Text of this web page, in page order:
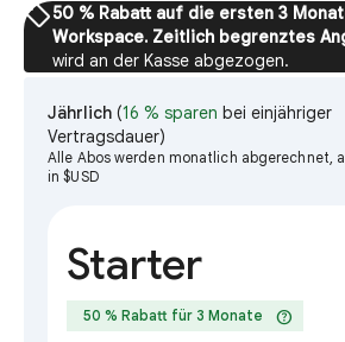
sell50 % Rabatt auf die ersten 3
Workspace. Zeitlich begrenztes
wird an der Kasse abgezogen.
Jährlich (16 % sparen bei einjähriger
Vertragsdauer)
Alle Abos werden monatlich abgerechnet,
in $USD
Starter
50 % Rabatt für 3 Monate help